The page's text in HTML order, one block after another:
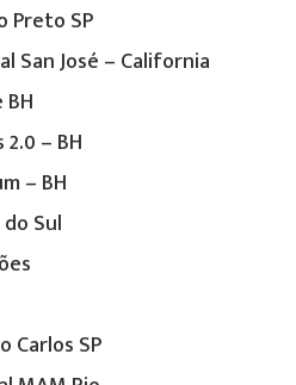
Preto SP
San José – California
– BH
– BH
Sul
Carlos SP